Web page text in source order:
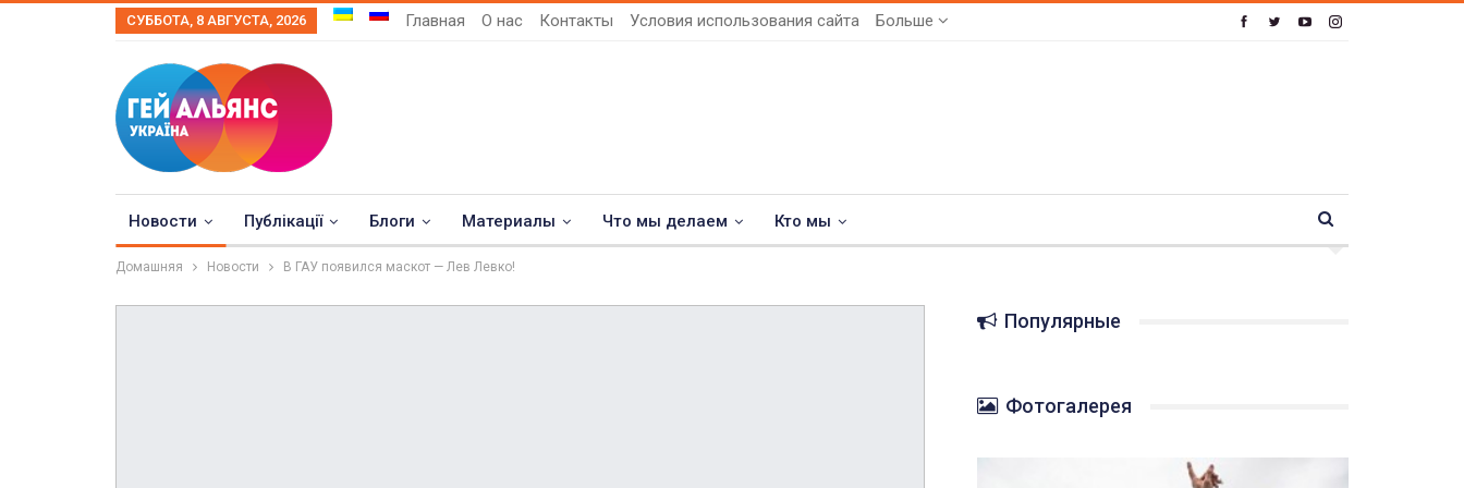
СУББОТА, 8 АВГУСТА, 2026 Главная О нас Контакты Условия использования сайта Больше
Новости Публікації Блоги Материалы Что мы делаем Кто мы
Домашняя Новости В ГАУ появился маскот — Лев Левко!
Популярные
Фотогалерея